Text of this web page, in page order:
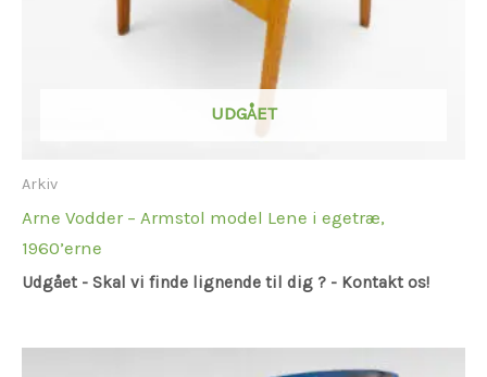
UDGÅET
Arkiv
Arne Vodder – Armstol model Lene i egetræ,
1960’erne
Udgået - Skal vi finde lignende til dig ? - Kontakt os!